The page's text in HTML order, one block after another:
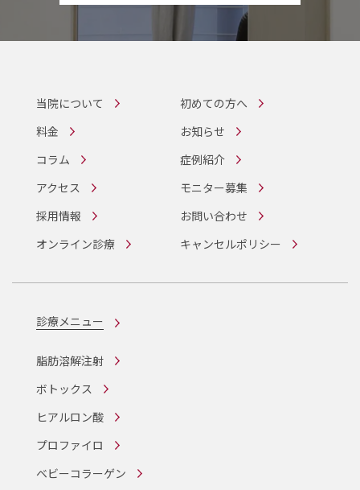
当院について
初めての方へ
料金
お知らせ
コラム
症例紹介
アクセス
モニター募集
採用情報
お問い合わせ
オンライン診療
キャンセルポリシー
診療メニュー
脂肪溶解注射
ボトックス
ヒアルロン酸
プロファイロ
ベビーコラーゲン